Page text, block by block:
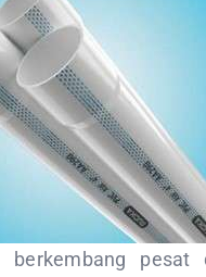
berkembang pesat